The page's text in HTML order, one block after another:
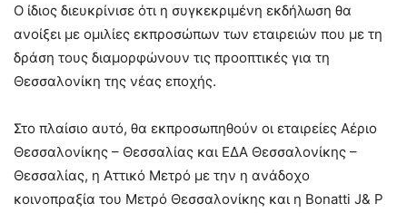
Ο ίδιος διευκρίνισε ότι η συγκεκριμένη εκδήλωση θα
ανοίξει με ομιλίες εκπροσώπων των εταιρειών που με τη
δράση τους διαμορφώνουν τις προοπτικές για τη
Θεσσαλονίκη της νέας εποχής.
Στο πλαίσιο αυτό, θα εκπροσωπηθούν οι εταιρείες Αέριο
Θεσσαλονίκης – Θεσσαλίας και ΕΔΑ Θεσσαλονίκης –
Θεσσαλίας, η Αττικό Μετρό με την η ανάδοχο
κοινοπραξία του Μετρό Θεσσαλονίκης και η Bonatti J& P